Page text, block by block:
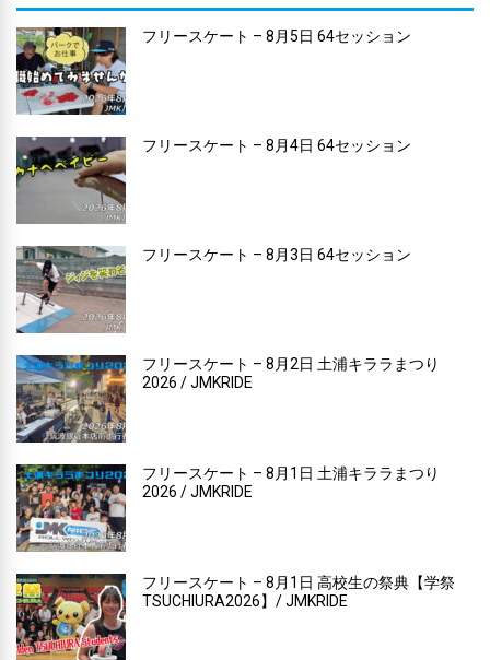
フリースケート – 8月5日 64セッション
フリースケート – 8月4日 64セッション
フリースケート – 8月3日 64セッション
フリースケート – 8月2日 土浦キララまつり
2026 / JMKRIDE
フリースケート – 8月1日 土浦キララまつり
2026 / JMKRIDE
フリースケート – 8月1日 高校生の祭典【学祭
TSUCHIURA2026】/ JMKRIDE